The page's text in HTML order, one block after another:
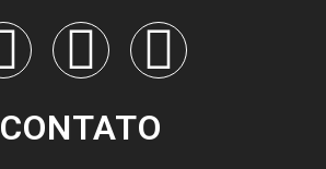
CONTATO